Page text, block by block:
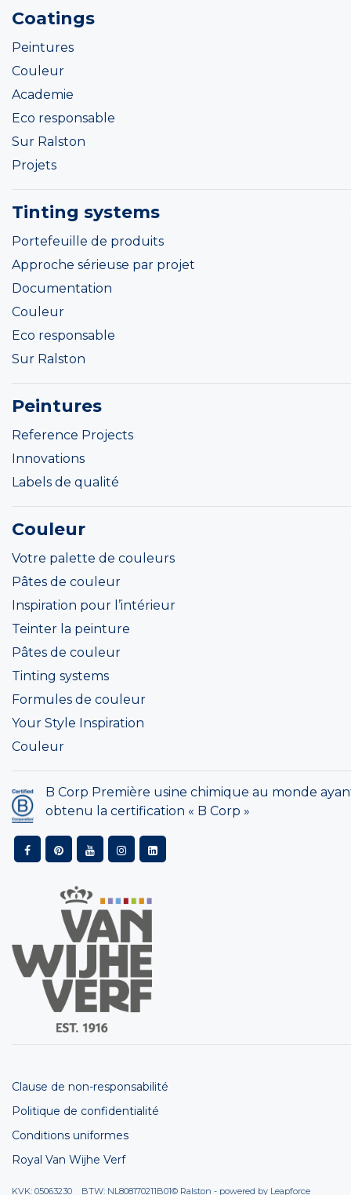
Coatings
Peintures
Couleur
Academie
Eco responsable
Sur Ralston
Projets
Tinting systems
Portefeuille de produits
Approche sérieuse par projet
Documentation
Couleur
Eco responsable
Sur Ralston
Peintures
Reference Projects
Innovations
Labels de qualité
Couleur
Votre palette de couleurs
Pâtes de couleur
Inspiration pour l’intérieur
Teinter la peinture
Pâtes de couleur
Tinting systems
Formules de couleur
Your Style Inspiration
Couleur
B Corp Première usine chimique au monde
obtenu la certification « B Corp »
Clause de non-responsabilité
Politique de confidentialité
Conditions uniformes
Royal Van Wijhe Verf
KVK: 05063230 BTW: NL808170211B01© Ralston - powered by Leapforce